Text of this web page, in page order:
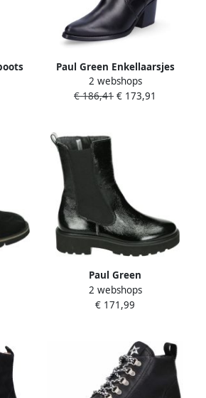
Paul Green Enkellaarsjes
'8075' zwart
2 webshops
€ 186,41 € 173,91
Paul Green
Laarsjes Zwart
2 webshops
€ 171,99